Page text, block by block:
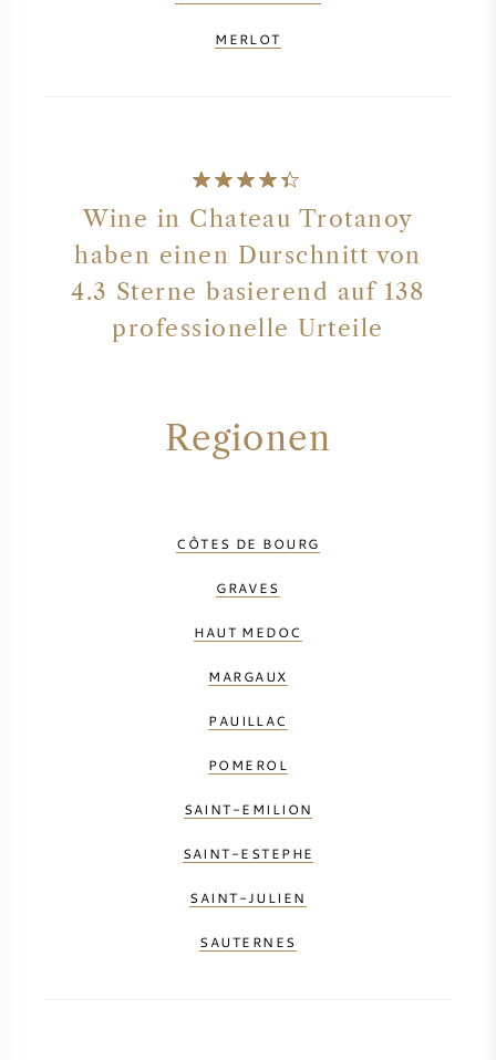
MERLOT
Wine in Chateau Trotanoy
haben einen Durschnitt von
4.3 Sterne basierend auf 138
professionelle Urteile
Regionen
CÔTES DE BOURG
GRAVES
HAUT MEDOC
MARGAUX
PAUILLAC
POMEROL
SAINT-EMILION
SAINT-ESTEPHE
SAINT-JULIEN
SAUTERNES